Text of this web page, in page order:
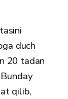
duch
20 tadan
qilib,